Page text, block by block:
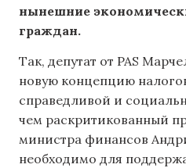
нынешние
граждан.
Так, депутат от PAS
новую концепцию
справедливой и
чем раскритикованный
министра финансов
необходимо для